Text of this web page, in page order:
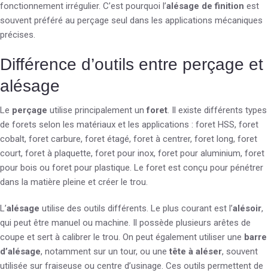
fonctionnement irrégulier. C’est pourquoi l’alésage de finition est
souvent préféré au perçage seul dans les applications mécaniques
précises.
Différence d’outils entre perçage et
alésage
Le perçage utilise principalement unforet. Il existe différents types
de forets selon les matériaux et les applications : foret HSS, foret
cobalt, foret carbure, foret étagé, foret à centrer, foret long, foret
court, foret à plaquette, foret pour inox, foret pour aluminium, foret
pour bois ou foret pour plastique. Le foret est conçu pour pénétrer
dans la matière pleine et créer le trou.
L’alésage utilise des outils différents. Le plus courant est l’alésoir,
qui peut être manuel ou machine. Il possède plusieurs arêtes de
coupe et sert à calibrer le trou. On peut également utiliser une barre
d’alésage, notamment sur un tour, ou une tête à aléser, souvent
utilisée sur fraiseuse ou centre d’usinage. Ces outils permettent de